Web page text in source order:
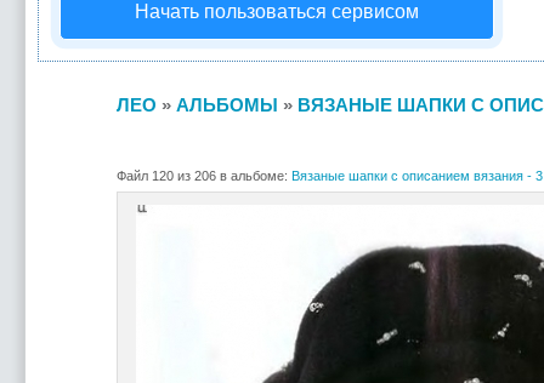
Начать пользоваться сервисом
ЛЕО » АЛЬБОМЫ » ВЯЗАНЫЕ ШАПКИ С
Файл 120 из 206 в альбоме: Вязаные шапки с описанием вязания -